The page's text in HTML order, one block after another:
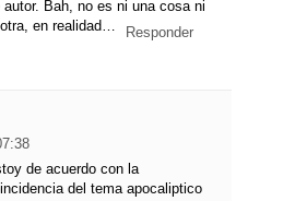
autor. Bah, no es ni una cosa ni
otra, en realidad…
Responder
de acuerdo con la
del tema apocaliptico